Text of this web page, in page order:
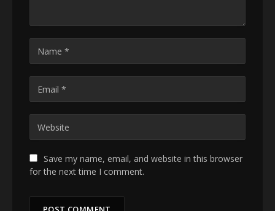
Save my name, email, and website in this browser
for the next time I comment.